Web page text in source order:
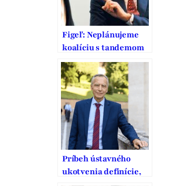
Figeľ: Neplánujeme
koalíciu s tandemom
Široký – Fico
Príbeh ústavného
ukotvenia definície,